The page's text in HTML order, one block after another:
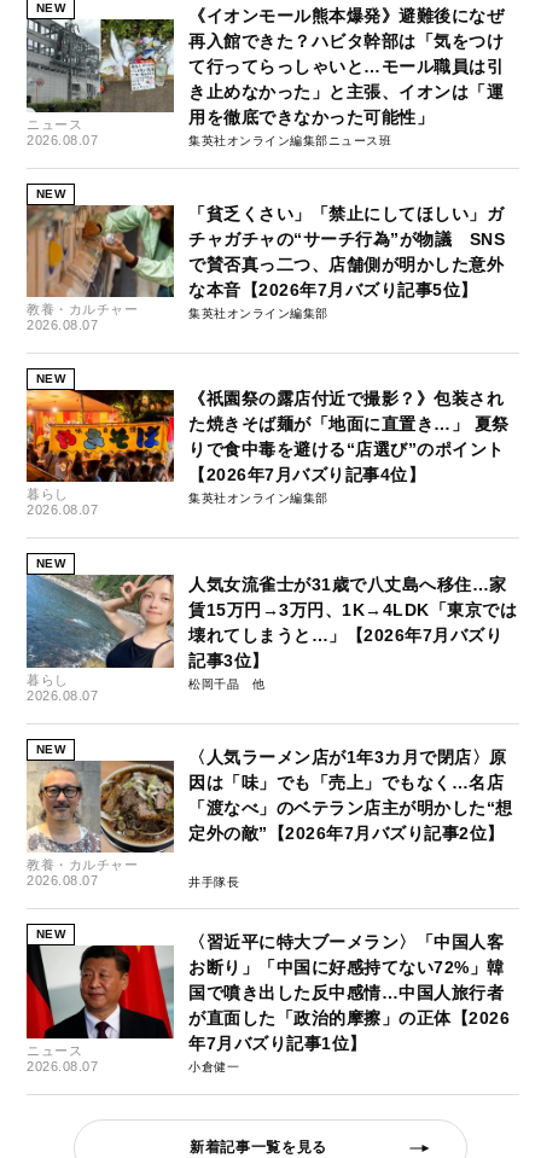
NEW
ニュース
2026.08.07
《イオンモール熊本爆発》避難後になぜ
再入館できた？ハビタ幹部は「気をつけ
て行ってらっしゃいと…モール職員は引
き止めなかった」と主張、イオンは「運
用を徹底できなかった可能性」
集英社オンライン編集部ニュース班
NEW
教養・カルチャー
2026.08.07
「貧乏くさい」「禁止にしてほしい」ガ
チャガチャの“サーチ行為”が物議 SNS
で賛否真っ二つ、店舗側が明かした意外
な本音【2026年7月バズり記事5位】
集英社オンライン編集部
NEW
暮らし
2026.08.07
《祇園祭の露店付近で撮影？》包装され
た焼きそば麺が「地面に直置き…」 夏祭
りで食中毒を避ける“店選び”のポイント
【2026年7月バズり記事4位】
集英社オンライン編集部
NEW
暮らし
2026.08.07
人気女流雀士が31歳で八丈島へ移住…家
賃15万円→3万円、1K→4LDK「東京では
壊れてしまうと…」【2026年7月バズり
記事3位】
松岡千晶
NEW
教養・カルチャー
2026.08.07
〈人気ラーメン店が1年3カ月で閉店〉原
因は「味」でも「売上」でもなく…名店
「渡なべ」のベテラン店主が明かした“想
定外の敵”【2026年7月バズり記事2位】
井手隊長
NEW
ニュース
2026.08.07
〈習近平に特大ブーメラン〉「中国人客
お断り」「中国に好感持てない72%」韓
国で噴き出した反中感情…中国人旅行者
が直面した「政治的摩擦」の正体【2026
年7月バズり記事1位】
小倉健一
新着記事一覧を見る